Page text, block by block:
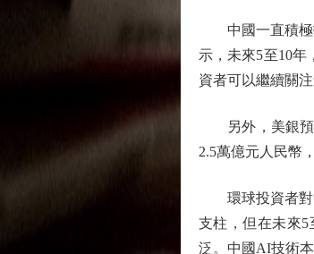
中國一直積極投
示，未來5至10
資者可以繼續關
另外，美銀預料
2.5萬億元人民幣
環球投資者對
支柱，但在未來
泛。中國AI技術